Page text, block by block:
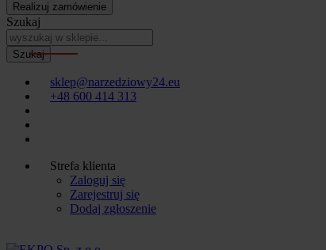
Realizuj zamówienie
Szukaj
sklep@narzedziowy24.eu
+48 600 414 313
Strefa klienta
Zaloguj się
Zarejestruj się
Dodaj zgłoszenie